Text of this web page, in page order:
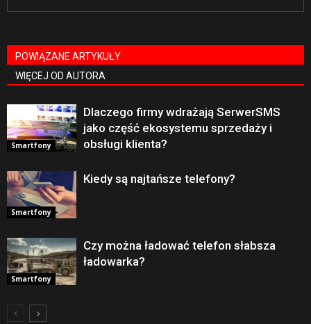
POWIĄZANE ARTYKUŁY
WIĘCEJ OD AUTORA
Smartfony
Dlaczego firmy wdrażają SerwerSMS
jako część ekosystemu sprzedaży i
obsługi klienta?
Smartfony
Kiedy są najtańsze telefony?
Smartfony
Czy można ładować telefon słabsza
ładowarka?